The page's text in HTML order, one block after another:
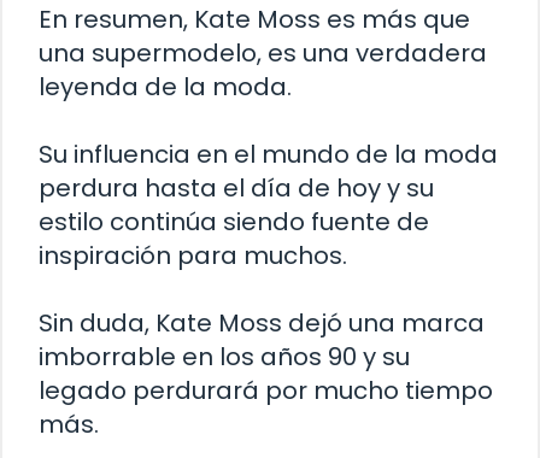
En resumen, Kate Moss es más que
una supermodelo, es una verdadera
leyenda de la moda.
Su influencia en el mundo de la moda
perdura hasta el día de hoy y su
estilo continúa siendo fuente de
inspiración para muchos.
Sin duda, Kate Moss dejó una marca
imborrable en los años 90 y su
legado perdurará por mucho tiempo
más.